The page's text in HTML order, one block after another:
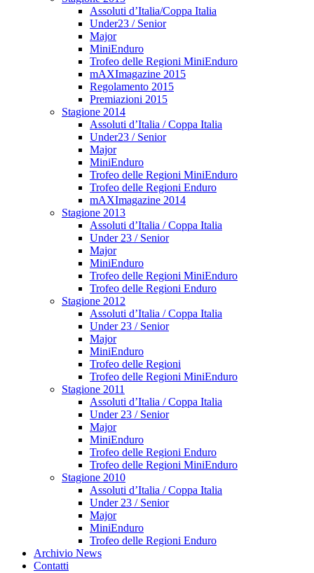
Assoluti d’Italia/Coppa Italia
Under23 / Senior
Major
MiniEnduro
Trofeo delle Regioni MiniEnduro
mAXImagazine 2015
Regolamento 2015
Premiazioni 2015
Stagione 2014
Assoluti d’Italia / Coppa Italia
Under23 / Senior
Major
MiniEnduro
Trofeo delle Regioni MiniEnduro
Trofeo delle Regioni Enduro
mAXImagazine 2014
Stagione 2013
Assoluti d’Italia / Coppa Italia
Under 23 / Senior
Major
MiniEnduro
Trofeo delle Regioni MiniEnduro
Trofeo delle Regioni Enduro
Stagione 2012
Assoluti d’Italia / Coppa Italia
Under 23 / Senior
Major
MiniEnduro
Trofeo delle Regioni
Trofeo delle Regioni MiniEnduro
Stagione 2011
Assoluti d’Italia / Coppa Italia
Under 23 / Senior
Major
MiniEnduro
Trofeo delle Regioni Enduro
Trofeo delle Regioni MiniEnduro
Stagione 2010
Assoluti d’Italia / Coppa Italia
Under 23 / Senior
Major
MiniEnduro
Trofeo delle Regioni Enduro
Archivio News
Contatti